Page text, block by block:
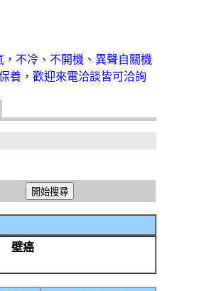
不冷、不開機、異聲自關機
養，歡迎來電洽談皆可洽詢
壁癌